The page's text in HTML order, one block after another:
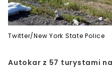
Twitter/New York State Police
Autokar z 57 turystami